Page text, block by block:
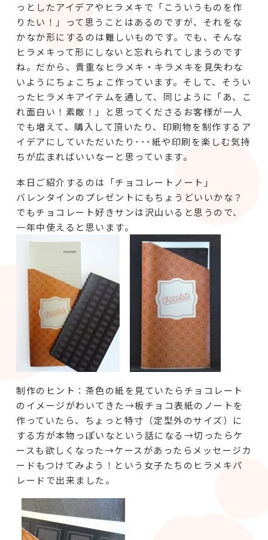
っとしたアイデアやヒラメキで「こういうものを作
りたい！」って思うことはあるのですが、それをな
かなか形にするのは難しいものです。でも、そんな
ヒラメキって形にしないと忘れられてしまうのです
ね。だから、貴重なヒラメキ・キラメキを見失わな
いようにちょこちょこ作っています。そして、そうい
ったヒラメキアイテムを通して、同じように「あ、こ
れ面白い！素敵！」と思ってくださるお客様が一人
でも増えて、購入して頂いたり、印刷物を制作するア
イデアにしていただいたり･･･紙や印刷を楽しむ気持
ちが広まればいいなーと思っています。
本日ご紹介するのは「チョコレートノート」
バレンタインのプレゼントにもちょうどいいかな？
でもチョコレート好きサンは沢山いると思うので、
一年中使えると思います。
制作のヒント：茶色の紙を見ていたらチョコレート
のイメージがわいてきた→板チョコ表紙のノートを
作っていたら、ちょっと特寸（定型外のサイズ）に
する方が本物っぽいなという話になる→切ったらケ
ースも欲しくなった→ケースがあったらメッセージカ
ードもつけてみよう！という女子たちのヒラメキパ
レードで出来ました。